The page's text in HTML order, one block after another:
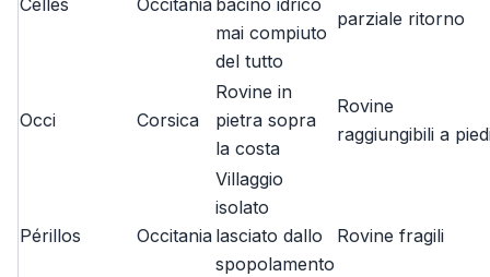
Celles Occitania bacino idrico
mai compiuto
del tutto
parziale ritorno
Occi Corsica
Rovine in
pietra sopra
la costa
Rovine
raggiungibili a
Périllos Occitania
Villaggio
isolato
lasciato dallo
spopolamento
Rovine fragili